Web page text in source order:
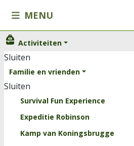
MENU
Activiteiten
Sluiten
Familie en vrienden
Kinderen
Scholen
Onze arrangementen
Horeca
Activiteiten
Sluiten
Familie en vrienden
Sluiten
Survival Fun Experience
Expeditie Robinson
Kamp van Koningsbrugge